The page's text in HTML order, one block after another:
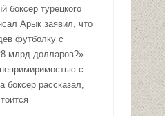
боксер турецкого
Арык заявил, что
футболку с
млрд долларов?».
с
боксер рассказал,